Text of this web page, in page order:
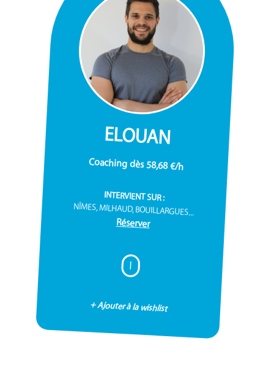
ELOUAN
Coaching dès 58,68 €/h
INTERVIENT SUR :
NÎMES, MILHAUD, BOUILLARGUES...
Réserver
I
+ Ajouter à la wishlist